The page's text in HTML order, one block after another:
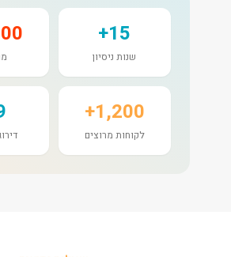
15+
שנות ניסיון
1,200+
לקוחות מרוצים